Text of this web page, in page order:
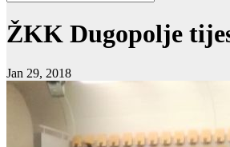
ŽKK Dugopolje
Jan 29, 2018